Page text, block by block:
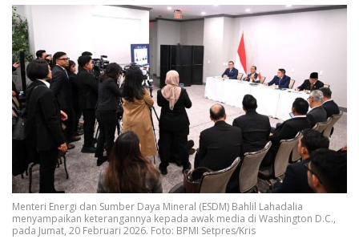
Menteri Energi dan Sumber Daya Mineral (ESDM) Bahlil Lahadalia
menyampaikan keterangannya kepada awak media di Washington D.C.,
pada Jumat, 20 Februari 2026. Foto: BPMI Setpres/Kris